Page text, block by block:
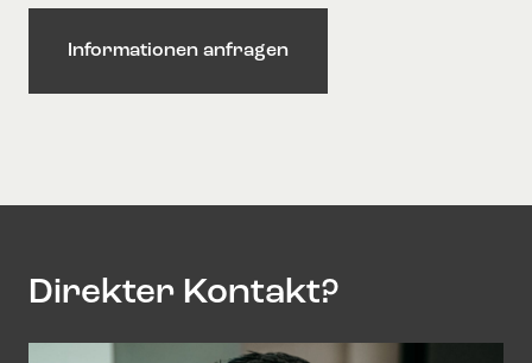
Direkter Kontakt?